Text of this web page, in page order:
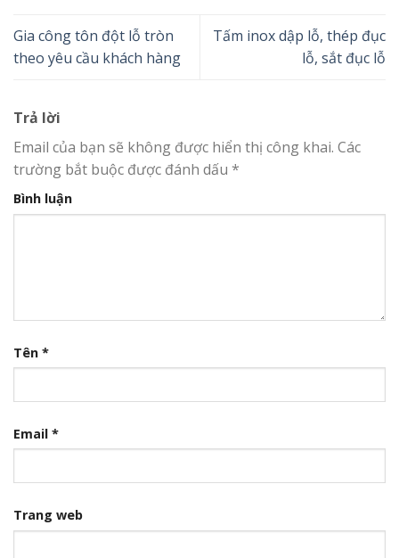
Gia công tôn đột lỗ tròn
theo yêu cầu khách hàng
Tấm inox dập lỗ, thép đục
lỗ, sắt đục lỗ
Trả lời
Email của bạn sẽ không được hiển thị công khai. Các
trường bắt buộc được đánh dấu *
Bình luận
Tên *
Email *
Trang web